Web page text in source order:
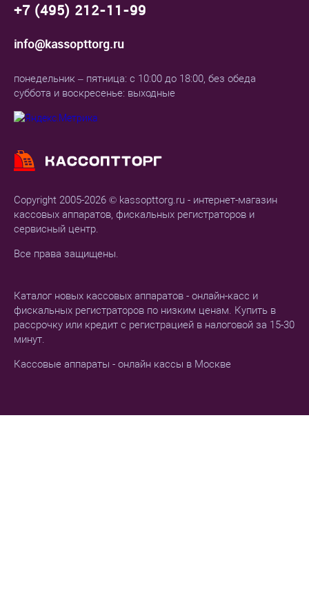
Copyright 2005-2026 © kassopttorg.ru - интернет-магазин
кассовых аппаратов, фискальных регистраторов и
сервисный центр.
Все права защищены.
Каталог новых кассовых аппаратов - онлайн-касс и
фискальных регистраторов по низким ценам. Купить в
рассрочку или кредит с регистрацией в налоговой за 15-30
минут.
Кассовые аппараты - онлайн кассы в Москве
+7 (495) 212-11-99
info@kassopttorg.ru
понедельник – пятница: с 10:00 до 18:00, без обеда
суббота и воскресенье: выходные